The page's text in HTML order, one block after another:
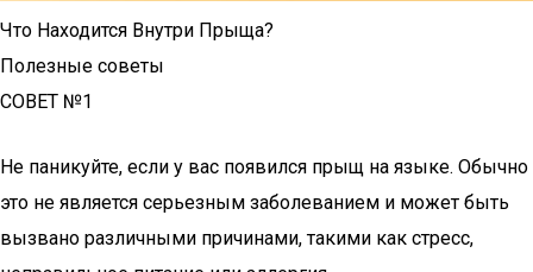
Что Находится Внутри Прыща?
Полезные советы
СОВЕТ №1
Не паникуйте, если у вас появился прыщ на языке. Обычно
это не является серьезным заболеванием и может быть
вызвано различными причинами, такими как стресс,